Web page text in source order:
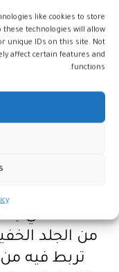
like cookies to store
these technologies will allow
unique IDs on this site. Not
affect certain features and
functions.
فهو زي
المجموعة
الأحيان من
“الفرجية”
الأبيض.
-برنس-، ثوبه
“الحراف” وهي
الفارس
الحذاء الذي
من الجلد
تربط فيه